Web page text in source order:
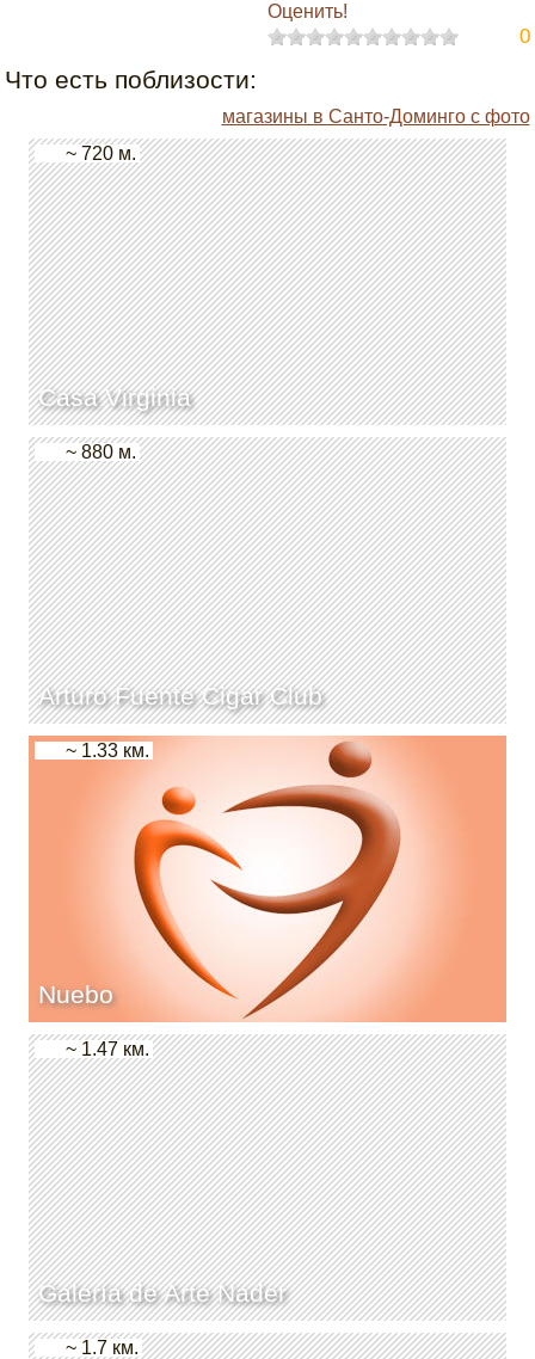
Оценить!
0
Что есть поблизости:
магазины в Санто-Доминго с фото
Casa Virginia
~ 720 м.
Arturo Fuente Cigar Club
~ 880 м.
Nuebo
~ 1.33 км.
Galería de Arte Nader
~ 1.47 км.
~ 1.7 км.